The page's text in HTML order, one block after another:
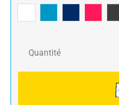
Quantité